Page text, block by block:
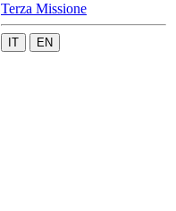
Terza Missione
IT EN